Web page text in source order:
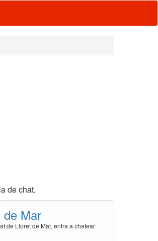
de chat.
de Mar
de Lloret de Mar, entra a chatear